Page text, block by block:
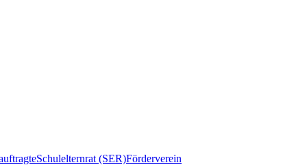
Schulelternrat (SER)Förderverein